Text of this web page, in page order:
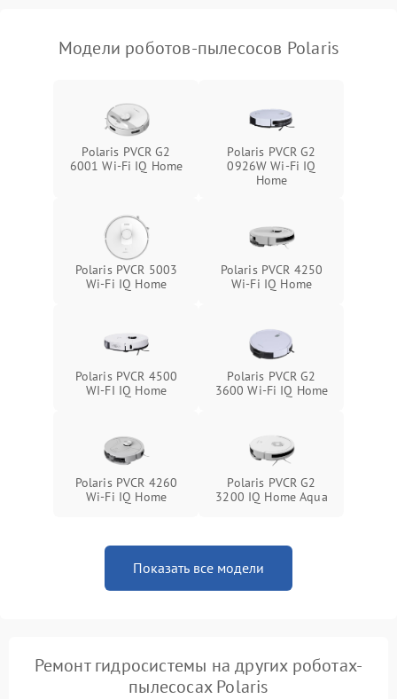
Модели роботов-пылесосов Polaris
Polaris PVCR G2
6001 Wi-Fi IQ Home
Polaris PVCR G2
0926W Wi-Fi IQ
Home
Polaris PVCR 5003
Wi-Fi IQ Home
Polaris PVCR 4250
Wi-Fi IQ Home
Polaris PVCR 4500
WI-FI IQ Home
Polaris PVCR G2
3600 Wi-Fi IQ Home
Polaris PVCR 4260
Wi-Fi IQ Home
Polaris PVCR G2
3200 IQ Home Aqua
Показать все модели
Ремонт гидросистемы на других роботах-
пылесосах Polaris